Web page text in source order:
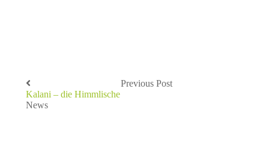
Previous Post
Kalani – die Himmlische
News